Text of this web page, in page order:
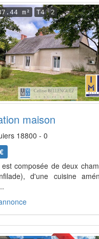
m² T4 2
maison
18800 - 0
est composée de deux
d'une cuisine